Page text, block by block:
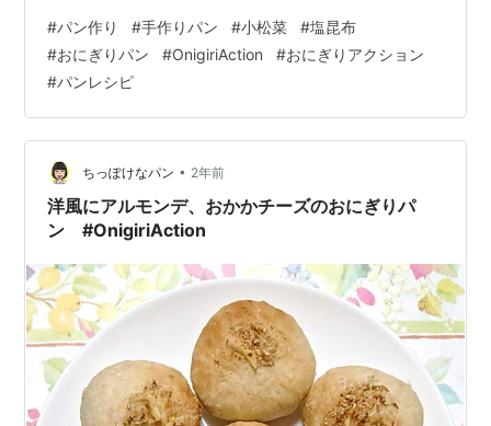
期間はは10月7日～11月15日です。 もちろん今年もパン
から参加します♪ 具材は何にしよう？🤔 そういえば先日
小松菜🥬が安くてたくさん買ったのはいいけど、だんだ
ん傷んできている😨！ あとはアルモンデ、塩昆布を使お
う😊 ということで今回は、「小松菜…
#パン作り #手作りパン #小松菜 #塩昆布
#おにぎりパン #OnigiriAction #おにぎりアクション
#パンレシピ
ちっぽけなパン • 2年前
洋風にアルモンデ、おかかチーズのおにぎりパ
ン #OnigiriAction